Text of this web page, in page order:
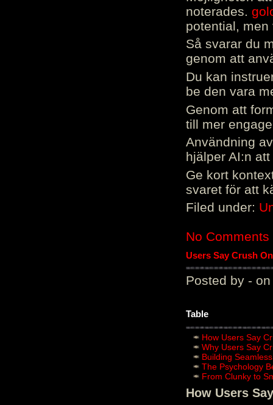
noterades.
potential, men
Så svarar du
genom att
Du kan
be den vara
Genom att
till mer
Användning
hjälper AI:n
Ge kort
svaret för att
Filed under:
No Comments
Users Say Crush
Posted by - on
Table
How Users Say
Why Users Say
Building
The Psychology
From Clunky to
How Users